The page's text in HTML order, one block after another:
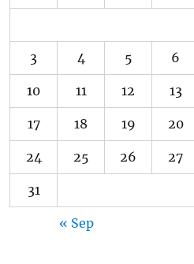
3 4 5 6
10 11 12 13
17 18 19 20
24 25 26 27
31
« Sep